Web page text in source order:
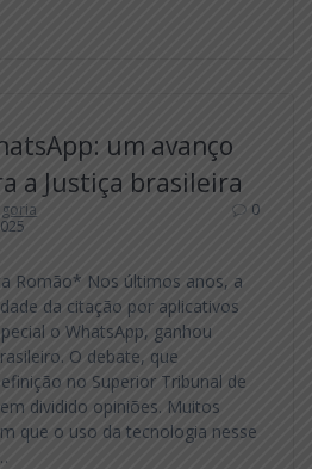
um avanço
a Justiça brasileira
0
Romão* Nos últimos anos, a
da citação por aplicativos
o WhatsApp, ganhou
O debate, que
no Superior Tribunal de
dividido opiniões. Muitos
que o uso da tecnologia nesse